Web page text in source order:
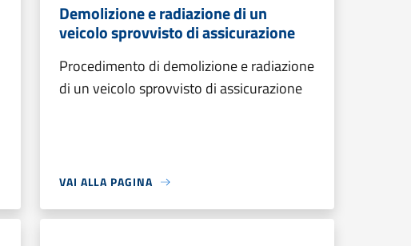
Demolizione e radiazione di un
veicolo sprovvisto di assicurazione
Procedimento di demolizione e radiazione
di un veicolo sprovvisto di assicurazione
VAI ALLA PAGINA